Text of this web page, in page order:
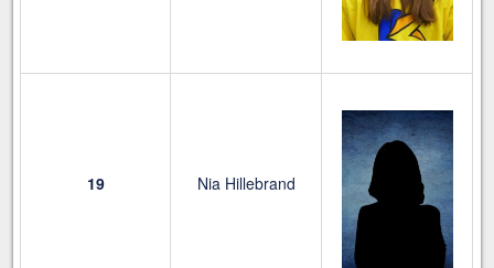
19 Nia Hillebrand